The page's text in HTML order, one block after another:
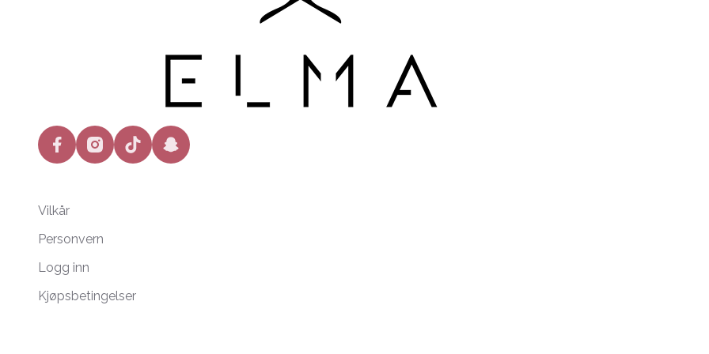
facebookinstagramtiktok snapchat
Vilkår
Personvern
Logg inn
Kjøpsbetingelser